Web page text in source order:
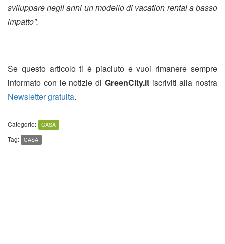
sviluppare negli anni un modello di vacation rental a basso
impatto”.
Se questo articolo ti è piaciuto e vuoi rimanere sempre
informato con le notizie di GreenCity.itiscriviti alla nostra
Newsletter gratuita.
Categorie: CASA
Tag: CASA